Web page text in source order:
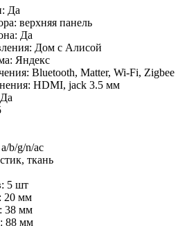
Да
верхняя панель
Да
Дом с Алисой
Яндекс
Bluetooth, Matter, Wi-Fi, Zigbee
HDMI, jack 3.5 мм
b/g/n/ac
ткань
5 шт
20 мм
38 мм
88 мм